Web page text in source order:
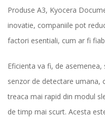
Produse A3, Kyocera
inovatie, companiile pot
factori esentiali, cum ar fi
Eficienta va fi, de
senzor de detectare umana,
treaca mai rapid din modul
de timp mai scurt. Acesta